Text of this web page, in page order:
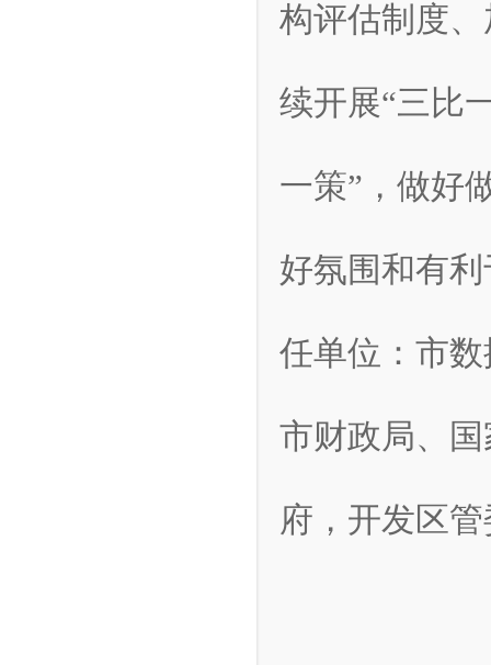
构评估制度
续开展“三比
一策”，做好
好氛围和有
任单位：市
市财政局、
府，开发区